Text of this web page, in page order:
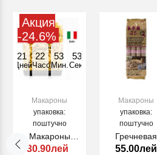
21
Дней
22
Часов
53
Мин.
53
Секунд
Акция
-24.6%
Макароны
упаковка:
поштучно
Макароны
FUSILLI
30.90лей
Макароны
упаковка:
поштучно
Гречневая
лапша 300г
55.00лей